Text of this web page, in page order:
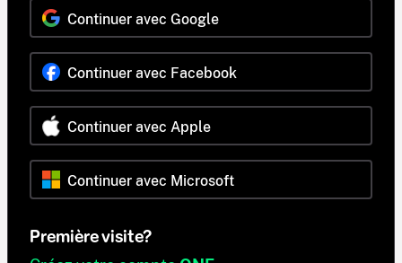
Continuer avec Google
Continuer avec Facebook
Continuer avec Apple
Continuer avec Microsoft
Première visite?